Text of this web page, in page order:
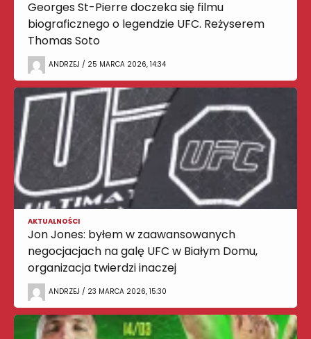
Georges St-Pierre doczeka się filmu
biograficznego o legendzie UFC. Reżyserem
Thomas Soto
ANDRZEJ / 25 MARCA 2026, 14:34
AKTUALNOŚCI
Jon Jones: byłem w zaawansowanych
negocjacjach na galę UFC w Białym Domu,
organizacja twierdzi inaczej
ANDRZEJ / 23 MARCA 2026, 15:30